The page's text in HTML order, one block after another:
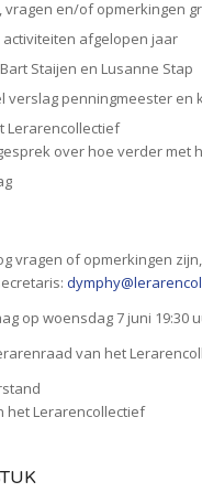
, vragen en/of opmerkingen
activiteiten afgelopen jaar
Staijen en Lusanne Stap
verslag penningmeester en
Lerarencollectief
over hoe verder met
vragen of opmerkingen
op woensdag 7 juni 19:30
van het
het Lerarencollectief
de